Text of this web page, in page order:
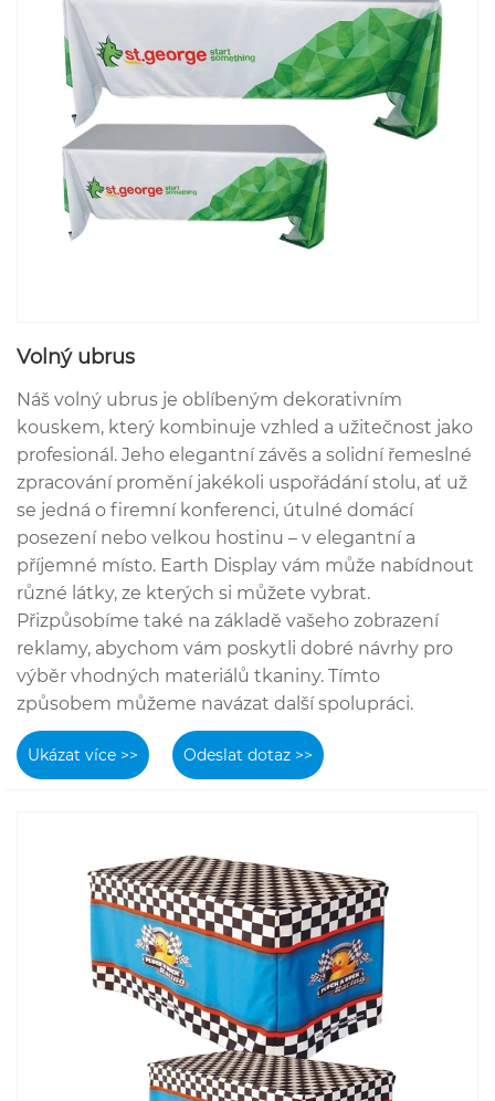
Volný ubrus
Náš volný ubrus je oblíbeným dekorativním
kouskem, který kombinuje vzhled a užitečnost jako
profesionál. Jeho elegantní závěs a solidní řemeslné
zpracování promění jakékoli uspořádání stolu, ať už
se jedná o firemní konferenci, útulné domácí
posezení nebo velkou hostinu – v elegantní a
příjemné místo. Earth Display vám může nabídnout
různé látky, ze kterých si můžete vybrat.
Přizpůsobíme také na základě vašeho zobrazení
reklamy, abychom vám poskytli dobré návrhy pro
výběr vhodných materiálů tkaniny. Tímto
způsobem můžeme navázat další spolupráci.
Ukázat více >> Odeslat dotaz >>